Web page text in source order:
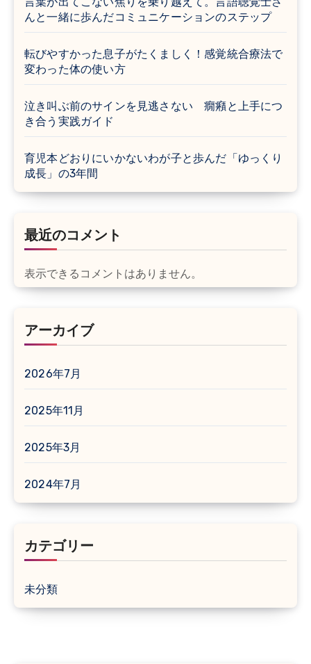
んと一緒に歩んだコミュニケーションのステップ
転びやすかった息子がたくましく！感覚統合療法で
変わった体の使い方
泣き叫ぶ前のサインを見逃さない 癇癪と上手につ
き合う実践ガイド
育児本どおりにいかないわが子と歩んだ「ゆっくり
成長」の3年間
最近のコメント
表示できるコメントはありません。
アーカイブ
2026年7月
2025年11月
2025年3月
2024年7月
カテゴリー
未分類